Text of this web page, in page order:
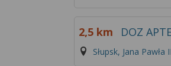
2,5 km DOZ
Słupsk, Jana Pawła